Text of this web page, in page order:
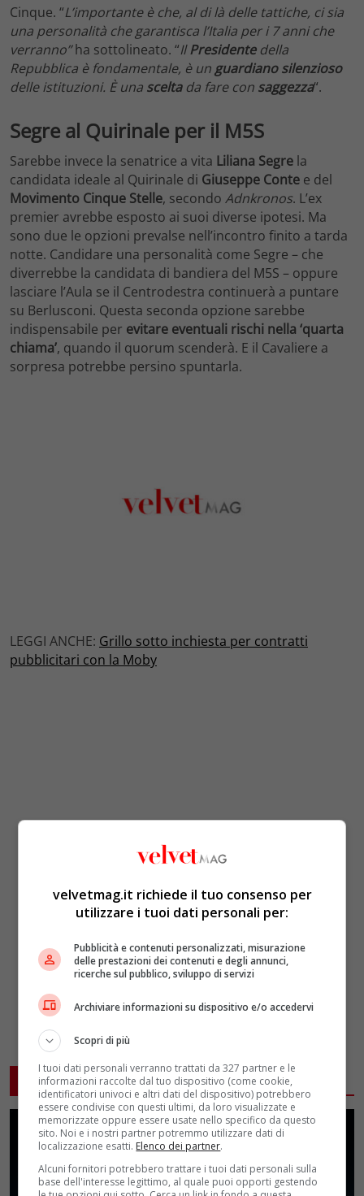
Cinque. “L’importante è che, al di là delle tattiche, ci sia
una personalità che garantisca l’Italia per i 7 anni che
verranno”ha sottolineato. “IlPresidentedella
Repubblica è fondamentale, è un guardiano silenzioso
delle istituzioni. È una sceltada fare con saggezza“.
Segre al Quirinale per il M5S
Sarebbe invece la senatrice a vita Liliana Segre la
candidata ideale al Quirinale di Giuseppe Conte e del
Movimento Cinque Stelle, secondo Adnkronos. L’ex
premier avrebbe esposto ai suoi diverse ipotesi. Ma
sono due le opzioni prevalse nell’incontro finito a tarda
notte. Candidare una personalità come Segre – che
diverrebbe la candidata di bandiera del M5S – oppure
lasciare l’Aula se il Centrodestra continuerà a puntare
su Berlusconi. Questa seconda opzione sarebbe
indispensabile per evitare eventuali rischi nella ‘quarta
chiama’, quando il quorum scenderà. E il Cavaliere a
sorpresa potrebbe persino spuntarla.
LEGGI ANCHE: Grillo sotto inchiesta per contratti
pubblicitari con la Moby
ARTICOLI CORRELATI
velvetmag.it richiede il tuo consenso per
utilizzare i tuoi dati personali per:
Pubblicità e contenuti personalizzati, misurazione
delle prestazioni dei contenuti e degli annunci,
ricerche sul pubblico, sviluppo di servizi
Archiviare informazioni su dispositivo e/o accedervi
Scopri di più
I tuoi dati personali verranno trattati da 327 partner e le
informazioni raccolte dal tuo dispositivo (come cookie,
identificatori univoci e altri dati del dispositivo) potrebbero
essere condivise con questi ultimi, da loro visualizzate e
memorizzate oppure essere usate nello specifico da questo
sito. Noi e i nostri partner potremmo utilizzare dati di
localizzazione esatti. Elenco dei partner.
Alcuni fornitori potrebbero trattare i tuoi dati personali sulla
base dell'interesse legittimo, al quale puoi opporti gestendo